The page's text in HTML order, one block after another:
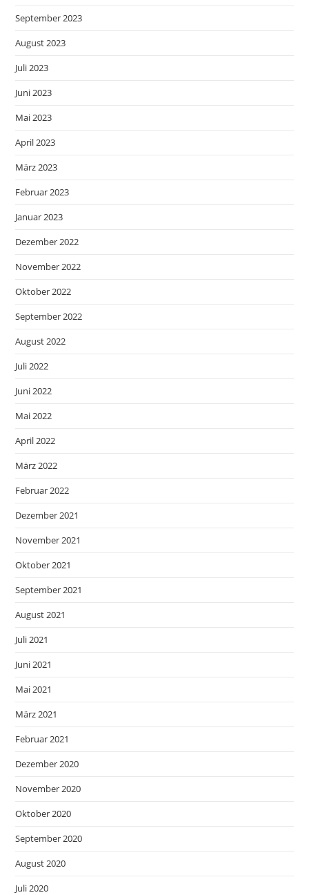
September 2023
August 2023
Juli 2023
Juni 2023
Mai 2023
April 2023
März 2023
Februar 2023
Januar 2023
Dezember 2022
November 2022
Oktober 2022
September 2022
August 2022
Juli 2022
Juni 2022
Mai 2022
April 2022
März 2022
Februar 2022
Dezember 2021
November 2021
Oktober 2021
September 2021
August 2021
Juli 2021
Juni 2021
Mai 2021
März 2021
Februar 2021
Dezember 2020
November 2020
Oktober 2020
September 2020
August 2020
Juli 2020